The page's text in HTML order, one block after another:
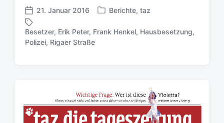
V
e
r
ö
21. Januar 2016
V
r
t
l
i
Berichte, taz
S
c
ö
Besetzer, Erik Peter, Frank Henkel, Hausbesetzung,
Polizei, Rigaer Straße